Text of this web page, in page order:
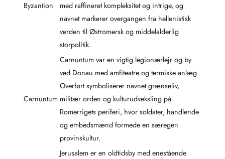
Byzantion
med raffineret kompleksitet og intrige, og
navnet markerer overgangen fra hellenistisk
verden til Østromersk og middelalderlig
storpolitik.
Carnuntum
Carnuntum var en vigtig legionærlejr og by
ved Donau med amfiteatre og termiske anlæg.
Overført symboliserer navnet grænseliv,
militær orden og kulturudveksling på
Romerrigets periferi, hvor soldater, handlende
og embedsmænd formede en særegen
provinskultur.
Jerusalem er en oldtidsby med enestående